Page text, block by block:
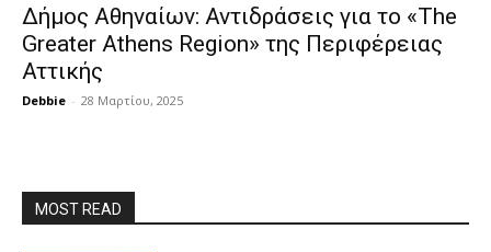
Δήμος Αθηναίων: Αντιδράσεις για το «The
Greater Athens Region» της Περιφέρειας
Αττικής
Debbie - 28 Μαρτίου, 2025
MOST READ